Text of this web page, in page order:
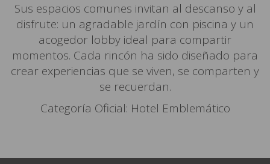
Sus espacios comunes invitan al descanso y al
disfrute: un agradable jardín con piscina y un
acogedor lobby ideal para compartir
momentos. Cada rincón ha sido diseñado para
crear experiencias que se viven, se comparten y
se recuerdan.
Categoría Oficial: Hotel Emblemático